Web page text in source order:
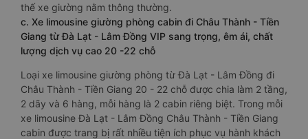
thế xe giường nằm thông thường.
c. Xe limousine giường phòng cabin đi Châu Thành - Tiền
Giang từ Đà Lạt - Lâm Đồng VIP sang trọng, êm ái, chất
lượng dịch vụ cao 20 -22 chỗ
Loại xe limousine giường phòng từ Đà Lạt - Lâm Đồng đi
Châu Thành - Tiền Giang 20 - 22 chỗ được chia làm 2 tầng,
2 dãy và 6 hàng, mỗi hàng là 2 cabin riêng biệt. Trong mỗi
xe limousine Đà Lạt - Lâm Đồng Châu Thành - Tiền Giang
cabin được trang bị rất nhiều tiện ích phục vụ hành khách